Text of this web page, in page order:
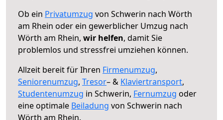
Ob ein Privatumzug von Schwerin nach Wörth
am Rhein oder ein gewerblicher Umzug nach
Wörth am Rhein, wir helfen, damit Sie
problemlos und stressfrei umziehen können.
Allzeit bereit für Ihren Firmenumzug,
Seniorenumzug, Tresor– & Klaviertransport,
Studentenumzug in Schwerin, Fernumzug oder
eine optimale Beiladung von Schwerin nach
Wörth am Rhein.